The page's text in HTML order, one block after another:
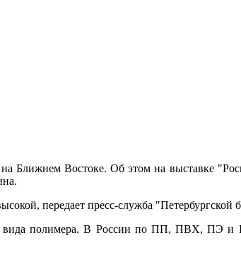
Ближнем Востоке. Об этом на выставке
передает пресс-служба "Петербургской
вида полимера. В России по ПП, ПВХ, ПЭ и